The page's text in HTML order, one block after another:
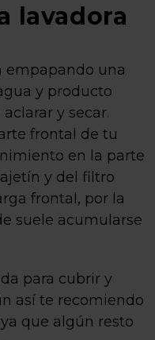
lavadora
empapando una
y producto
y secar.
frontal de tu
en la parte
y del filtro
frontal, por la
suele acumularse
para cubrir y
así te recomiendo
que algún resto